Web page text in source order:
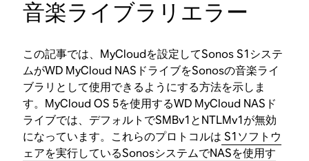
音楽ライブラリエラー
この記事では、MyCloudを設定してSonos S1システ
ムがWD MyCloud NASドライブをSonosの音楽ライ
ブラリとして使用できるようにする方法を示しま
す。MyCloud OS 5を使用するWD MyCloud NASド
ライブでは、デフォルトでSMBv1とNTLMv1が無効
になっています。これらのプロトコルは S1ソフトウ
ェアを実行しているSonosシステムでNASを使用す